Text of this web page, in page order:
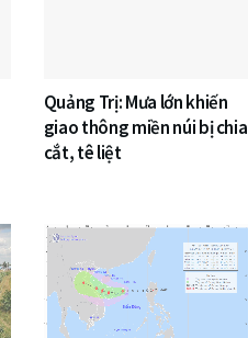
Quảng Trị: Mưa lớn khiến
giao thông miền núi bị chia
cắt, tê liệt